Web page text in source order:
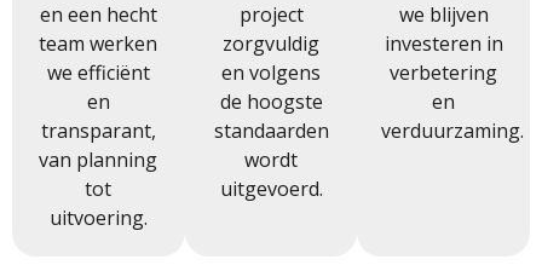
en een hecht
team werken
we efficiënt
en
transparant,
van planning
tot
uitvoering.
project
zorgvuldig
en volgens
de hoogste
standaarden
wordt
uitgevoerd.
we blijven
investeren in
verbetering
en
verduurzaming.